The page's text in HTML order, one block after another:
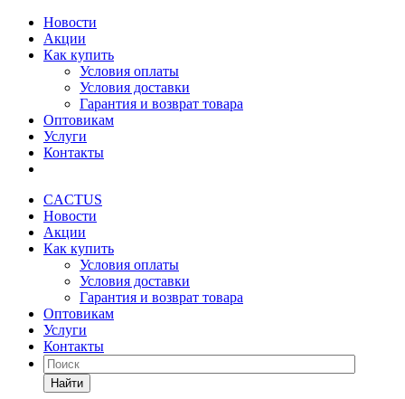
Новости
Акции
Как купить
Условия оплаты
Условия доставки
Гарантия и возврат товара
Оптовикам
Услуги
Контакты
CACTUS
Новости
Акции
Как купить
Условия оплаты
Условия доставки
Гарантия и возврат товара
Оптовикам
Услуги
Контакты
Найти